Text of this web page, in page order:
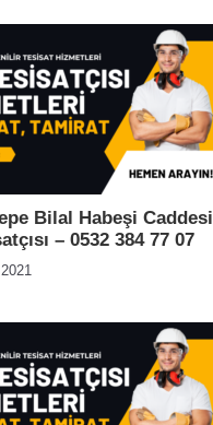
Bilal Habeşi Caddesi
– 0532 384 77 07